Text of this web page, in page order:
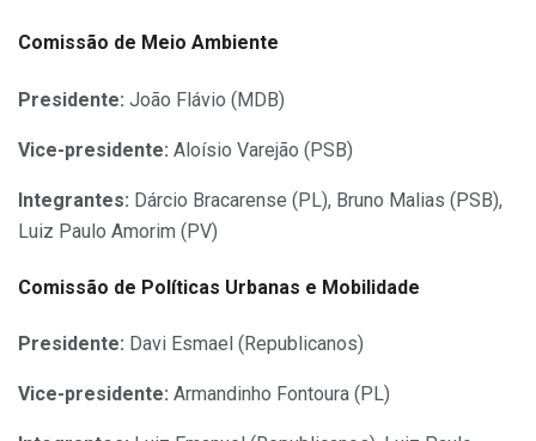
Comissão de Meio Ambiente
Presidente: João Flávio (MDB)
Vice-presidente: Aloísio Varejão (PSB)
Integrantes: Dárcio Bracarense (PL), Bruno Malias (PSB),
Luiz Paulo Amorim (PV)
Comissão de Políticas Urbanas e Mobilidade
Presidente: Davi Esmael (Republicanos)
Vice-presidente: Armandinho Fontoura (PL)